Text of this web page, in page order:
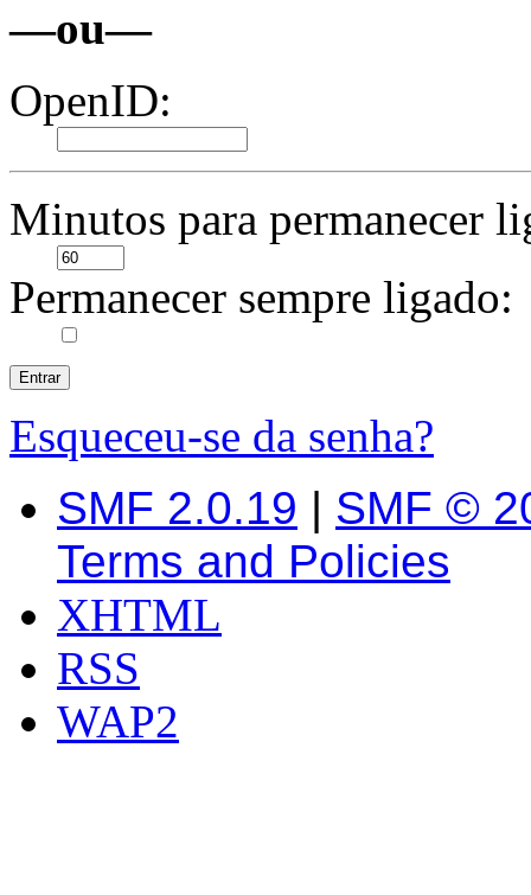
—ou—
OpenID:
Minutos para permanecer
Permanecer sempre ligado:
Esqueceu-se da senha?
SMF 2.0.19 | SMF ©
Terms and Policies
XHTML
RSS
WAP2